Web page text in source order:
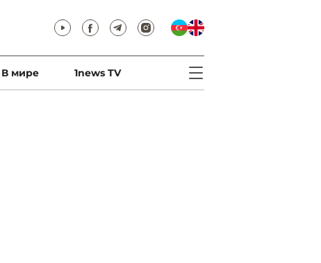
В мире 1news TV